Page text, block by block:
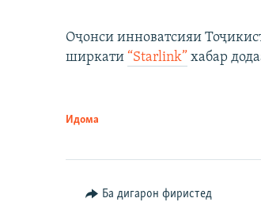
Оҷонси инноватсияи
ширкати “Starlink” хабар
Идома
Ба дигарон фиристед